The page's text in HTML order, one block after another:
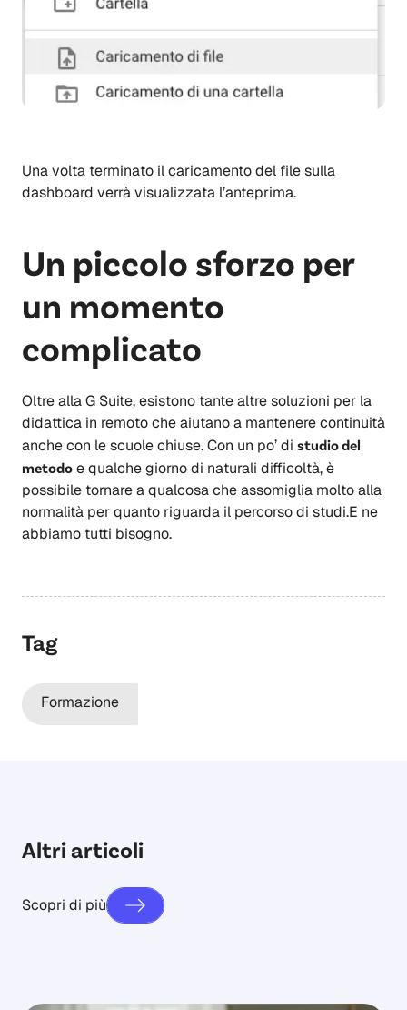
Una volta terminato il caricamento del file sulla
dashboard verrà visualizzata l’anteprima.
Un piccolo sforzo per
un momento
complicato
Oltre alla G Suite, esistono tante altre soluzioni per la
didattica in remoto che aiutano a mantenere continuità
anche con le scuole chiuse. Con un po’ di studio del
metodo e qualche giorno di naturali difficoltà, è
possibile tornare a qualcosa che assomiglia molto alla
normalità per quanto riguarda il percorso di studi.E ne
abbiamo tutti bisogno.
Tag
Formazione
Altri articoli
Scopri di più